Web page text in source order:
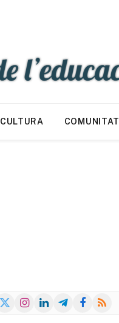
COMUNITAT
X
Instagram
LinkedInTelegramFacebook
RSS